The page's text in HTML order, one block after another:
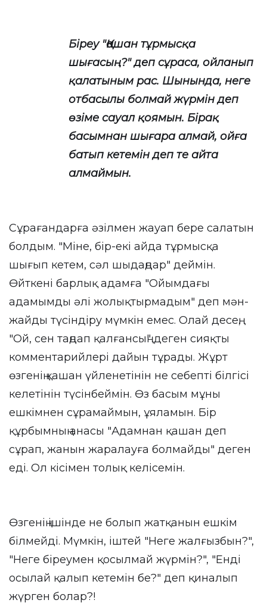
Біреу "Қашан тұрмысқа
шығасың?" деп сұраса, ойланып
қалатыным рас. Шынында, неге
отбасылы болмай жүрмін деп
өзіме сауал қоямын. Бірақ
басымнан шығара алмай, ойға
батып кетемін деп те айта
алмаймын.
Сұрағандарға әзілмен жауап бере салатын
болдым. "Міне, бір-екі айда тұрмысқа
шығып кетем, сәл шыдаңдар" деймін.
Өйткені барлық адамға "Ойымдағы
адамымды әлі жолықтырмадым" деп мән-
жайды түсіндіру мүмкін емес. Олай десең,
"Ой, сен таңдап қалғансың" деген сияқты
комментарийлері дайын тұрады. Жұрт
өзгенің қашан үйленетінін не себепті білгісі
келетінін түсінбеймін. Өз басым мұны
ешкімнен сұрамаймын, ұяламын. Бір
құрбымның анасы "Адамнан қашан деп
сұрап, жанын жаралауға болмайды" деген
еді. Ол кісімен толық келісемін.
Өзгенің ішінде не болып жатқанын ешкім
білмейді. Мүмкін, іштей "Неге жалғызбын?",
"Неге біреумен қосылмай жүрмін?", "Енді
осылай қалып кетемін бе?" деп қиналып
жүрген болар?!